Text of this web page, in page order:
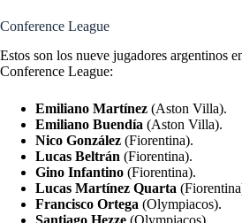
Conference League
Estos son los nueve jugadores argentinos
Conference League:
Emiliano Martínez (Aston Villa).
Emiliano Buendía (Aston Villa).
Nico González (Fiorentina).
Lucas Beltrán (Fiorentina).
Gino Infantino (Fiorentina).
Lucas Martínez Quarta
Francisco Ortega (Olympiacos).
Santiago Hezze (Olympiacos).